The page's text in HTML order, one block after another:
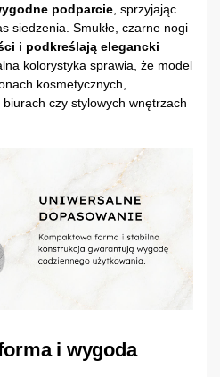
podparcie , sprzyjając
siedzenia. Smukłe, czarne nogi
i podkreślają elegancki
kolorystyka sprawia, że model
kosmetycznych,
czy stylowych wnętrzach
i wygoda